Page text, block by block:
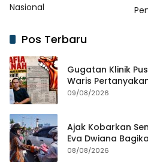
Nasional
Pos Terbaru
Gugatan Klinik
Waris
Hasil Produk
09/08/2026
Ajak Kobarkan
Eva Dwiana
Putih ke Warga
08/08/2026